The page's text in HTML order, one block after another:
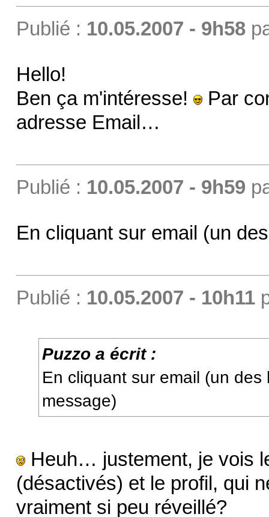
Publié : 10.05.2007 - 9h58
Hello!
Ben ça m'intéresse!
Par
adresse Email…
Publié : 10.05.2007 - 9h59
En cliquant sur email (un
Publié : 10.05.2007 - 10h11
Puzzo a écrit :
En cliquant sur email (un
message)
Heuh… justement, je vois
(désactivés) et le profil, qui
vraiment si peu réveillé?